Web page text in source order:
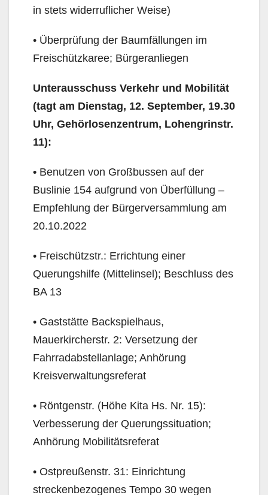
in stets widerruflicher Weise)
• Überprüfung der Baumfällungen im
Freischützkaree; Bürgeranliegen
Unterausschuss Verkehr und Mobilität
(tagt am Dienstag, 12. September, 19.30
Uhr, Gehörlo­senzentrum, Lohengrinstr.
11):
• Benutzen von Großbussen auf der
Buslinie 154 aufgrund von Überfüllung –
Empfehlung der Bür­gerversammlung am
20.10.2022
• Freischützstr.: Errichtung einer
Querungshilfe (Mittelinsel); Beschluss des
BA 13
• Gaststätte Backspielhaus,
Mauerkircherstr. 2: Versetzung der
Fahrradabstellanlage; Anhörung
Kreisverwaltungsreferat
• Röntgenstr. (Höhe Kita Hs. Nr. 15):
Verbesserung der Querungssituation;
Anhörung Mobilitätsre­ferat
• Ostpreußenstr. 31: Einrichtung
streckenbezogenes Tempo 30 wegen